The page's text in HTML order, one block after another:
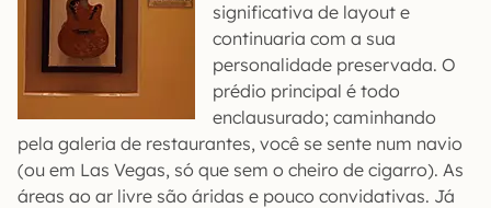
significativa de layout e
continuaria com a sua
personalidade preservada. O
prédio principal é todo
enclausurado; caminhando
pela galeria de restaurantes, você se sente num navio
(ou em Las Vegas, só que sem o cheiro de cigarro). As
áreas ao ar livre são áridas e pouco convidativas. Já